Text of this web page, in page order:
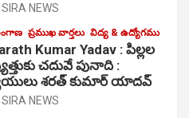
SIRA NEWS
ప్రముఖ వార్తలు విద్య & ఉద్యోగము
Kumar Yadav : పిల్లల
చదువే పునాది :
శరత్ కుమార్ యాదవ్
SIRA NEWS